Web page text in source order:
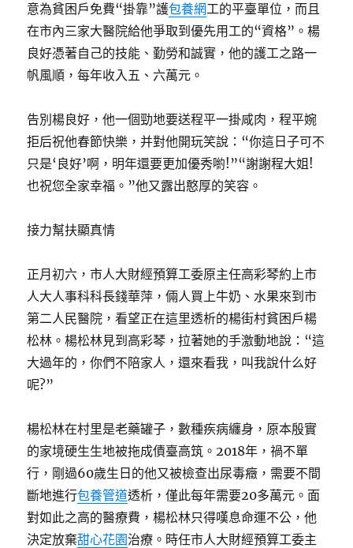
意為貧困戶免費“掛靠”護包養網工的平臺單位，而且
在市內三家大醫院給他爭取到優先用工的“資格”。楊
良好憑著自己的技能、勤勞和誠實，他的護工之路一
帆風順，每年收入五、六萬元。
告別楊良好，他一個勁地要送程平一掛咸肉，程平婉
拒后祝他春節快樂，并對他開玩笑說：“你這日子可不
只是‘良好’啊，明年還要更加優秀喲!”“謝謝程大姐!
也祝您全家幸福。”他又露出憨厚的笑容。
接力幫扶顯真情
正月初六，市人大財經預算工委原主任高彩琴約上市
人大人事科科長錢華萍，倆人買上牛奶、水果來到市
第二人民醫院，看望正在這里透析的楊街村貧困戶楊
松林。楊松林見到高彩琴，拉著她的手激動地說：“這
大過年的，你們不陪家人，還來看我，叫我說什么好
呢?”
楊松林在村里是老藥罐子，數種疾病纏身，原本殷實
的家境硬生生地被拖成債臺高筑。2018年，禍不單
行，剛過60歲生日的他又被檢查出尿毒癥，需要不間
斷地進行包養管道透析，僅此每年需要20多萬元。面
對如此之高的醫療費，楊松林只得嘆息命運不公，他
決定放棄甜心花園治療。時任市人大財經預算工委主